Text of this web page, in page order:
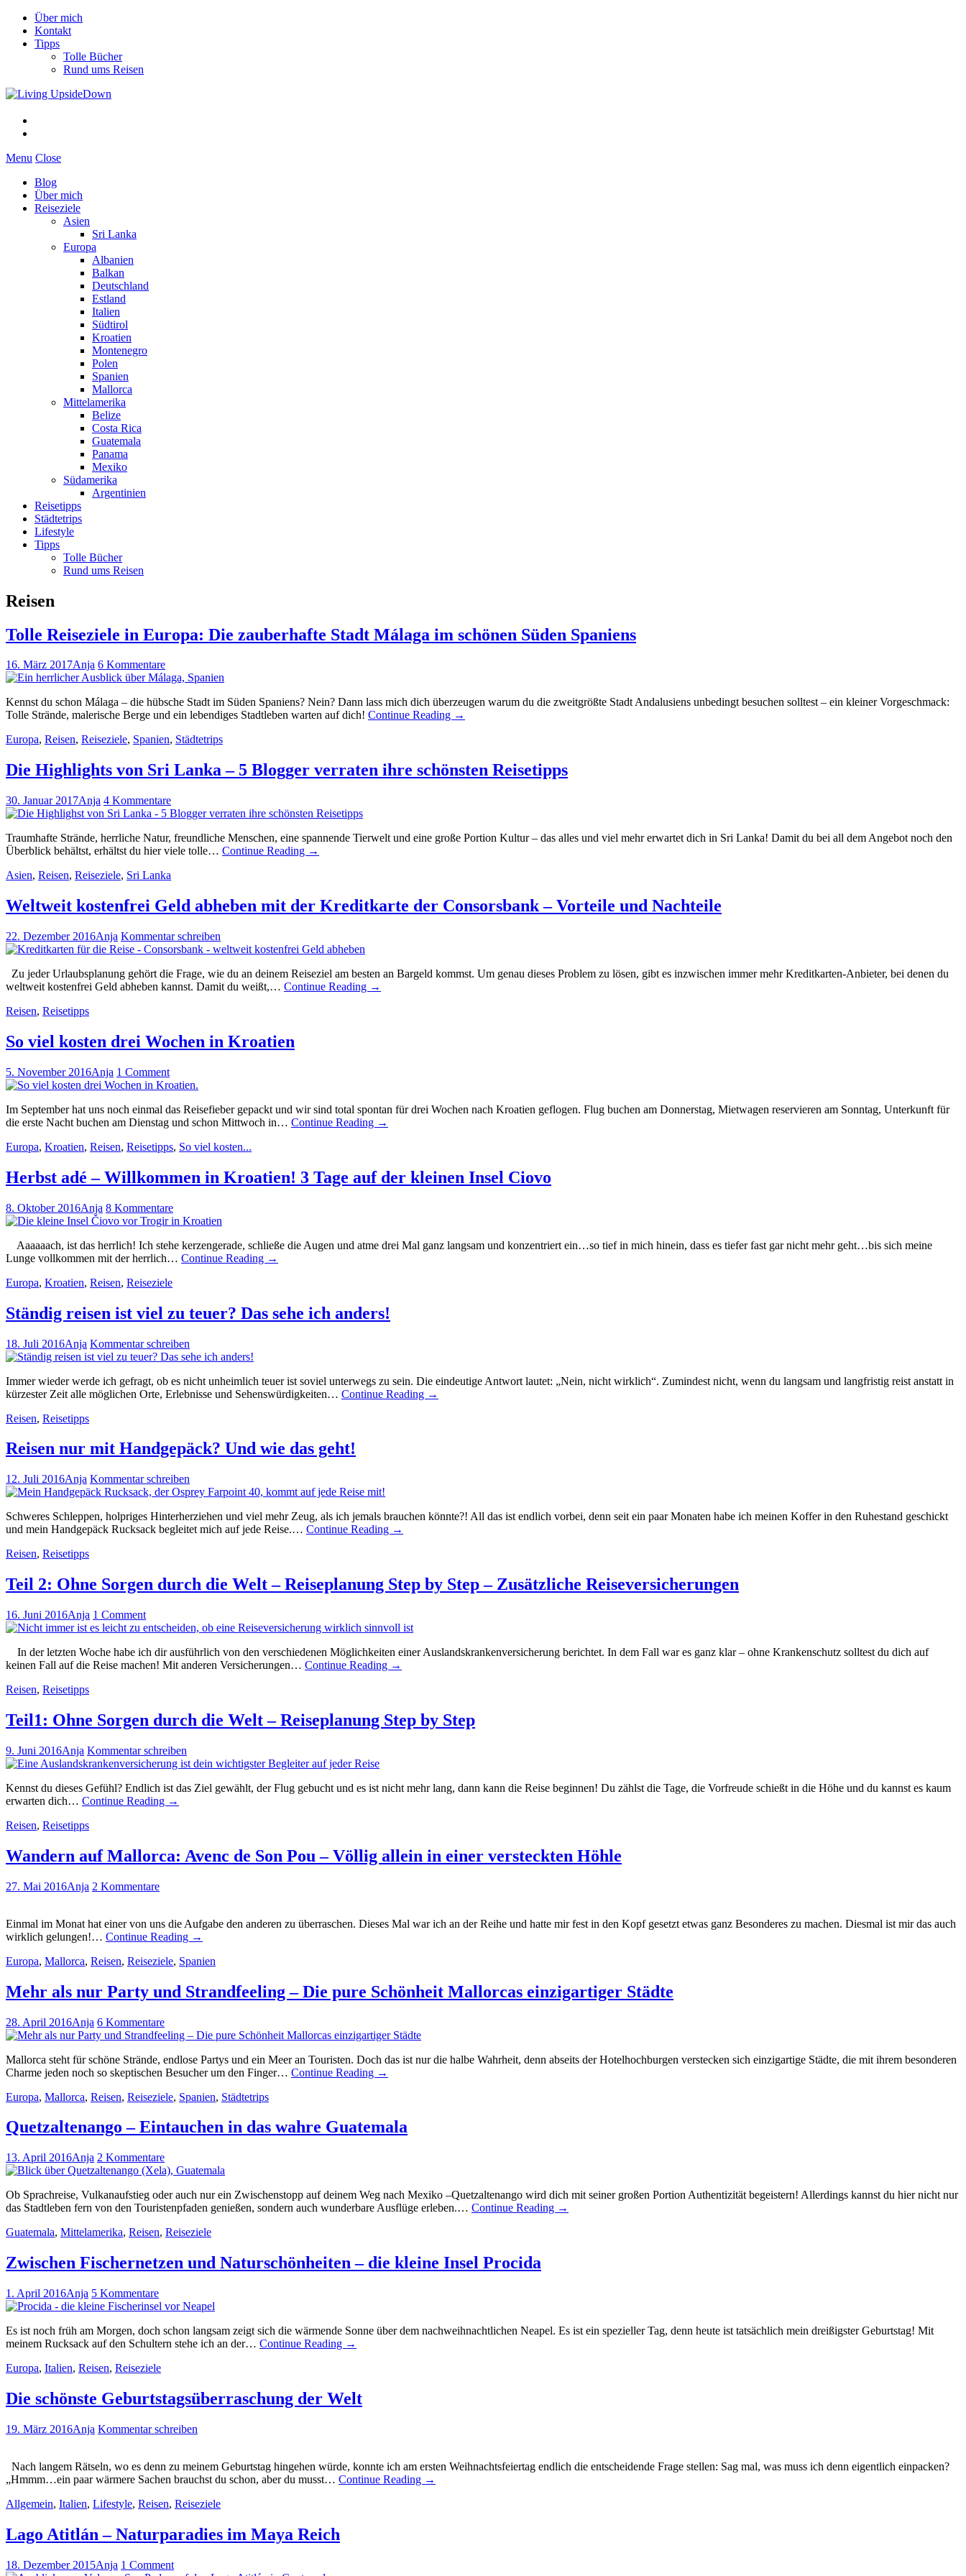
Über mich
Kontakt
Tipps
Tolle Bücher
Rund ums Reisen
Menu Close
Blog
Über mich
Reiseziele
Asien
Sri Lanka
Europa
Albanien
Balkan
Deutschland
Estland
Italien
Südtirol
Kroatien
Montenegro
Polen
Spanien
Mallorca
Mittelamerika
Belize
Costa Rica
Guatemala
Panama
Mexiko
Südamerika
Argentinien
Reisetipps
Städtetrips
Lifestyle
Tipps
Tolle Bücher
Rund ums Reisen
Reisen
Tolle Reiseziele in Europa: Die zauberhafte Stadt Málaga im schönen Süden Spaniens
16. März 2017Anja 6 Kommentare
Kennst du schon Málaga – die hübsche Stadt im Süden Spaniens? Nein? Dann lass mich dich überzeugen warum du die zweitgrößte Stadt Andalusiens unbedingt besuchen solltest – ein kleiner Vorgeschmack:
Tolle Strände, malerische Berge und ein lebendiges Stadtleben warten auf dich! Continue Reading →
Europa, Reisen, Reiseziele, Spanien, Städtetrips
Die Highlights von Sri Lanka – 5 Blogger verraten ihre schönsten Reisetipps
30. Januar 2017Anja 4 Kommentare
Traumhafte Strände, herrliche Natur, freundliche Menschen, eine spannende Tierwelt und eine große Portion Kultur – das alles und viel mehr erwartet dich in Sri Lanka! Damit du bei all dem Angebot noch den
Überblick behältst, erhältst du hier viele tolle… Continue Reading →
Asien, Reisen, Reiseziele, Sri Lanka
Weltweit kostenfrei Geld abheben mit der Kreditkarte der Consorsbank – Vorteile und Nachteile
22. Dezember 2016Anja Kommentar schreiben
Zu jeder Urlaubsplanung gehört die Frage, wie du an deinem Reiseziel am besten an Bargeld kommst. Um genau dieses Problem zu lösen, gibt es inzwischen immer mehr Kreditkarten-Anbieter, bei denen du
weltweit kostenfrei Geld abheben kannst. Damit du weißt,… Continue Reading →
Reisen, Reisetipps
So viel kosten drei Wochen in Kroatien
5. November 2016Anja 1 Comment
Im September hat uns noch einmal das Reisefieber gepackt und wir sind total spontan für drei Wochen nach Kroatien geflogen. Flug buchen am Donnerstag, Mietwagen reservieren am Sonntag, Unterkunft für
die erste Nacht buchen am Dienstag und schon Mittwoch in… Continue Reading →
Europa, Kroatien, Reisen, Reisetipps, So viel kosten...
Herbst adé – Willkommen in Kroatien! 3 Tage auf der kleinen Insel Ciovo
8. Oktober 2016Anja 8 Kommentare
Aaaaaach, ist das herrlich! Ich stehe kerzengerade, schließe die Augen und atme drei Mal ganz langsam und konzentriert ein…so tief in mich hinein, dass es tiefer fast gar nicht mehr geht…bis sich meine
Lunge vollkommen mit der herrlich… Continue Reading →
Europa, Kroatien, Reisen, Reiseziele
Ständig reisen ist viel zu teuer? Das sehe ich anders!
18. Juli 2016Anja Kommentar schreiben
Immer wieder werde ich gefragt, ob es nicht unheimlich teuer ist soviel unterwegs zu sein. Die eindeutige Antwort lautet: „Nein, nicht wirklich“. Zumindest nicht, wenn du langsam und langfristig reist anstatt in
kürzester Zeit alle möglichen Orte, Erlebnisse und Sehenswürdigkeiten… Continue Reading →
Reisen, Reisetipps
Reisen nur mit Handgepäck? Und wie das geht!
12. Juli 2016Anja Kommentar schreiben
Schweres Schleppen, holpriges Hinterherziehen und viel mehr Zeug, als ich jemals brauchen könnte?! All das ist endlich vorbei, denn seit ein paar Monaten habe ich meinen Koffer in den Ruhestand geschickt
und mein Handgepäck Rucksack begleitet mich auf jede Reise.… Continue Reading →
Reisen, Reisetipps
Teil 2: Ohne Sorgen durch die Welt – Reiseplanung Step by Step – Zusätzliche Reiseversicherungen
16. Juni 2016Anja 1 Comment
In der letzten Woche habe ich dir ausführlich von den verschiedenen Möglichkeiten einer Auslandskrankenversicherung berichtet. In dem Fall war es ganz klar – ohne Krankenschutz solltest du dich auf
keinen Fall auf die Reise machen! Mit anderen Versicherungen… Continue Reading →
Reisen, Reisetipps
Teil1: Ohne Sorgen durch die Welt – Reiseplanung Step by Step
9. Juni 2016Anja Kommentar schreiben
Kennst du dieses Gefühl? Endlich ist das Ziel gewählt, der Flug gebucht und es ist nicht mehr lang, dann kann die Reise beginnen! Du zählst die Tage, die Vorfreude schießt in die Höhe und du kannst es kaum
erwarten dich… Continue Reading →
Reisen, Reisetipps
Wandern auf Mallorca: Avenc de Son Pou – Völlig allein in einer versteckten Höhle
27. Mai 2016Anja 2 Kommentare
Einmal im Monat hat einer von uns die Aufgabe den anderen zu überraschen. Dieses Mal war ich an der Reihe und hatte mir fest in den Kopf gesetzt etwas ganz Besonderes zu machen. Diesmal ist mir das auch
wirklich gelungen!… Continue Reading →
Europa, Mallorca, Reisen, Reiseziele, Spanien
Mehr als nur Party und Strandfeeling – Die pure Schönheit Mallorcas einzigartiger Städte
28. April 2016Anja 6 Kommentare
Mallorca steht für schöne Strände, endlose Partys und ein Meer an Touristen. Doch das ist nur die halbe Wahrheit, denn abseits der Hotelhochburgen verstecken sich einzigartige Städte, die mit ihrem besonderen
Charme jeden noch so skeptischen Besucher um den Finger… Continue Reading →
Europa, Mallorca, Reisen, Reiseziele, Spanien, Städtetrips
Quetzaltenango – Eintauchen in das wahre Guatemala
13. April 2016Anja 2 Kommentare
Ob Sprachreise, Vulkanaufstieg oder auch nur ein Zwischenstopp auf deinem Weg nach Mexiko –Quetzaltenango wird dich mit seiner großen Portion Authentizität begeistern! Allerdings kannst du hier nicht nur
das Stadtleben fern von den Touristenpfaden genießen, sondern auch wunderbare Ausflüge erleben.… Continue Reading →
Guatemala, Mittelamerika, Reisen, Reiseziele
Zwischen Fischernetzen und Naturschönheiten – die kleine Insel Procida
1. April 2016Anja 5 Kommentare
Es ist noch früh am Morgen, doch schon langsam zeigt sich die wärmende Sonne über dem nachweihnachtlichen Neapel. Es ist ein spezieller Tag, denn heute ist tatsächlich mein dreißigster Geburtstag! Mit
meinem Rucksack auf den Schultern stehe ich an der… Continue Reading →
Europa, Italien, Reisen, Reiseziele
Die schönste Geburtstagsüberraschung der Welt
19. März 2016Anja Kommentar schreiben
Nach langem Rätseln, wo es denn zu meinem Geburtstag hingehen würde, konnte ich am ersten Weihnachtsfeiertag endlich die entscheidende Frage stellen: Sag mal, was muss ich denn eigentlich einpacken?
„Hmmm…ein paar wärmere Sachen brauchst du schon, aber du musst… Continue Reading →
Allgemein, Italien, Lifestyle, Reisen, Reiseziele
Lago Atitlán – Naturparadies im Maya Reich
18. Dezember 2015Anja 1 Comment